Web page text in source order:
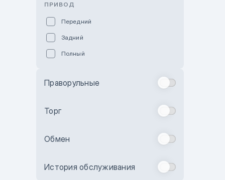
Бежевый
Комбинированный
ПРИВОД
Передний
Задний
Полный
Праворульные
Торг
Обмен
История обслуживания